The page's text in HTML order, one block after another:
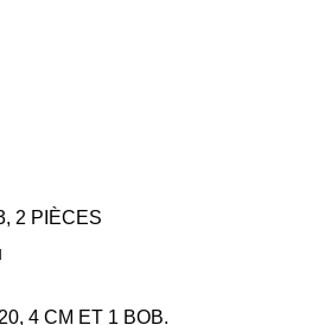
2 PIÈCES
4 CM ET 1 BOB.